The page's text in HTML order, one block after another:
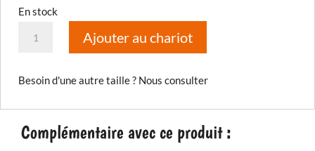
En stock
Inversion
GTX
Ajouter au chariot
Besoin d'une autre taille ? Nous consulter
Complémentaire avec ce produit :